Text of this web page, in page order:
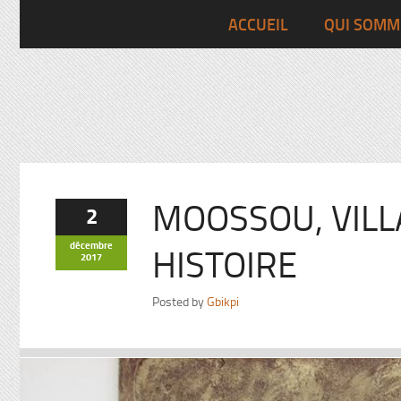
Pascalchristian.fr
ACCUEIL QUI
2
décembre
2017
MOOSSOU,
HISTOIRE
Posted byGbikpi